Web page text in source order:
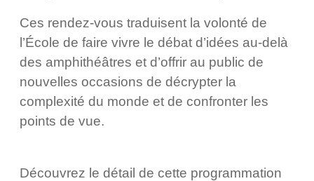
Ces rendez-vous traduisent la volonté de
l’École de faire vivre le débat d’idées au-delà
des amphithéâtres et d’offrir au public de
nouvelles occasions de décrypter la
complexité du monde et de confronter les
points de vue.
Découvrez le détail de cette programmation